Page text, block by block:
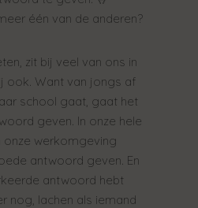
één van de anderen?
zit bij veel van ons in
ook. Want van jongs af
school gaat, gaat het
geven. In onze hele
onze werkomgeving
antwoord geven. En
antwoord hebt
nog, lachen als iemand